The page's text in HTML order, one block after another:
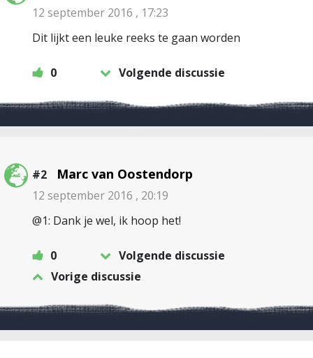
12 september 2016 , 17:23
Dit lijkt een leuke reeks te gaan worden
0 Volgende discussie
#2 Marc van Oostendorp
12 september 2016 , 20:19
@1: Dank je wel, ik hoop het!
0
Volgende discussie
Vorige discussie